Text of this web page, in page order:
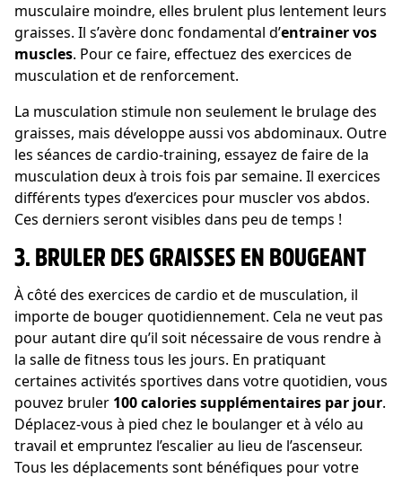
musculaire moindre, elles brulent plus lentement leurs
graisses. Il s’avère donc fondamental d’entrainer vos
muscles. Pour ce faire, effectuez des exercices de
musculation et de renforcement.
La musculation stimule non seulement le brulage des
graisses, mais développe aussi vos abdominaux. Outre
les séances de cardio-training, essayez de faire de la
musculation deux à trois fois par semaine. Il exercices
différents types d’exercices pour muscler vos abdos.
Ces derniers seront visibles dans peu de temps !
3. BRULER DES GRAISSES EN BOUGEANT
À côté des exercices de cardio et de musculation, il
importe de bouger quotidiennement. Cela ne veut pas
pour autant dire qu’il soit nécessaire de vous rendre à
la salle de fitness tous les jours. En pratiquant
certaines activités sportives dans votre quotidien, vous
pouvez bruler 100 calories supplémentaires par jour.
Déplacez-vous à pied chez le boulanger et à vélo au
travail et empruntez l’escalier au lieu de l’ascenseur.
Tous les déplacements sont bénéfiques pour votre